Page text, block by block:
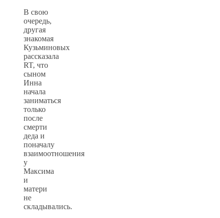
В свою
очередь,
другая
знакомая
Кузьминовых
рассказала
RT, что
сыном
Инна
начала
заниматься
только
после
смерти
деда и
поначалу
взаимоотношения
у
Максима
и
матери
не
складывались.